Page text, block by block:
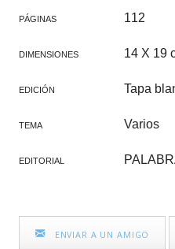
PÁGINAS 112
DIMENSIONES 14 X 19
EDICIÓN Tapa
TEMA Varios
EDITORIAL
ENVIAR A UN AMIGO